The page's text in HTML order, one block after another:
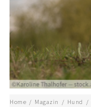
Home / Magazin / Hund /